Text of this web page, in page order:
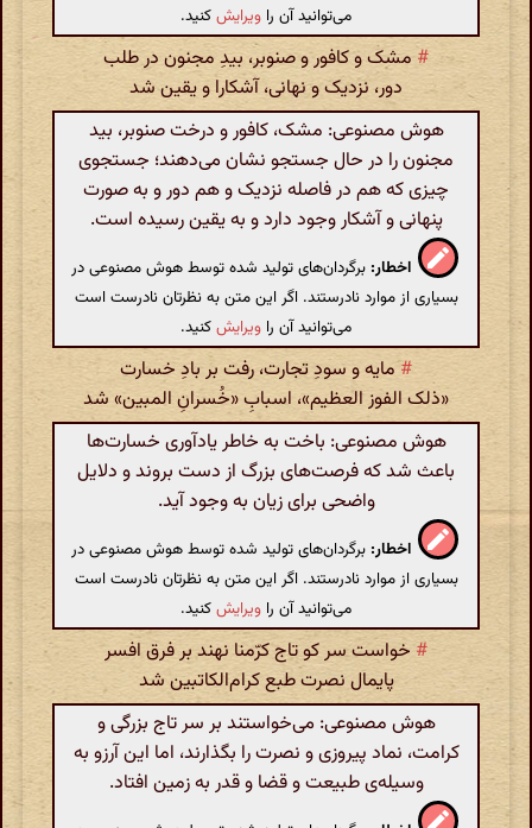
می‌توانید آن را ویرایشکنید.
# مشک و کافور و صنوبر، بیدِ مجنون در طلب
دور، نزدیک و نهانی، آشکارا و یقین شد
هوش مصنوعی: مشک، کافور و درخت صنوبر، بید
مجنون را در حال جستجو نشان می‌دهند؛ جستجوی
چیزی که هم در فاصله نزدیک و هم دور و به صورت
پنهانی و آشکار وجود دارد و به یقین رسیده است.
اخطار: برگردان‌های تولید شده توسط هوش مصنوعی در
بسیاری از موارد نادرستند. اگر این متن به نظرتان نادرست است
می‌توانید آن را ویرایشکنید.
#مایه و سودِ تجارت، رفت بر بادِ خسارت
«ذلک الفوز العظیم»، اسبابِ «خُسرانِ المبین» شد
هوش مصنوعی: باخت به خاطر یادآوری خسارت‌ها
باعث شد که فرصت‌های بزرگ از دست بروند و دلایل
واضحی برای زیان به وجود آید.
اخطار: برگردان‌های تولید شده توسط هوش مصنوعی در
بسیاری از موارد نادرستند. اگر این متن به نظرتان نادرست است
می‌توانید آن را ویرایشکنید.
# خواست سر کو تاج کرّمنا نهند بر فرق افسر
پایمال نصرت طبع کرام‌الکاتبین شد
هوش مصنوعی: می‌خواستند بر سر تاج بزرگی و
کرامت، نماد پیروزی و نصرت را بگذارند، اما این آرزو به
وسیله‌ی طبیعت و قضا و قدر به زمین افتاد.